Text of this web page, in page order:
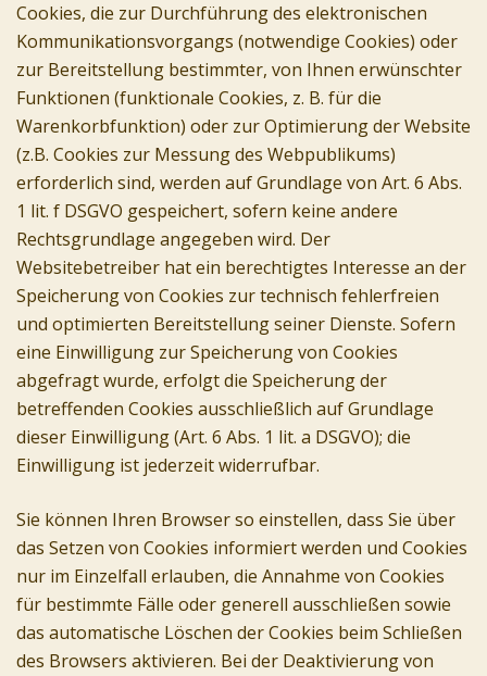
Cookies, die zur Durchführung des elektronischen
Kommunikationsvorgangs (notwendige Cookies) oder
zur Bereitstellung bestimmter, von Ihnen erwünschter
Funktionen (funktionale Cookies, z. B. für die
Warenkorbfunktion) oder zur Optimierung der Website
(z.B. Cookies zur Messung des Webpublikums)
erforderlich sind, werden auf Grundlage von Art. 6 Abs.
1 lit. f DSGVO gespeichert, sofern keine andere
Rechtsgrundlage angegeben wird. Der
Websitebetreiber hat ein berechtigtes Interesse an der
Speicherung von Cookies zur technisch fehlerfreien
und optimierten Bereitstellung seiner Dienste. Sofern
eine Einwilligung zur Speicherung von Cookies
abgefragt wurde, erfolgt die Speicherung der
betreffenden Cookies ausschließlich auf Grundlage
dieser Einwilligung (Art. 6 Abs. 1 lit. a DSGVO); die
Einwilligung ist jederzeit widerrufbar.
Sie können Ihren Browser so einstellen, dass Sie über
das Setzen von Cookies informiert werden und Cookies
nur im Einzelfall erlauben, die Annahme von Cookies
für bestimmte Fälle oder generell ausschließen sowie
das automatische Löschen der Cookies beim Schließen
des Browsers aktivieren. Bei der Deaktivierung von